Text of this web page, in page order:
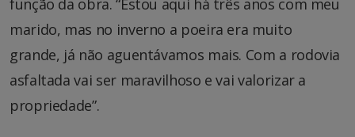
função da obra. “Estou aqui há três anos com meu
marido, mas no inverno a poeira era muito
grande, já não aguentávamos mais. Com a rodovia
asfaltada vai ser maravilhoso e vai valorizar a
propriedade”.